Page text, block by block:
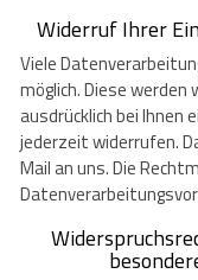
Widerruf Ihrer
Viele
möglich. Diese
ausdrücklich bei Ihnen
jederzeit widerrufen.
Mail an uns. Die